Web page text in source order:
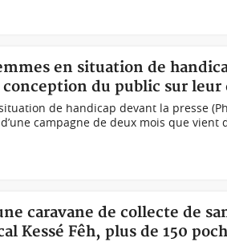
en situation de
du public sur leur
de handicap devant la presse
campagne de deux mois que vient
caravane de collecte de
Kessé Fêh, plus de 150